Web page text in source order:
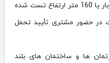
استاندارهای موجود تا 16 بار یا 160 متر ارتفاع تست شده
حضور مشتری تأیید تحمل
ها و ساختمان های بلند